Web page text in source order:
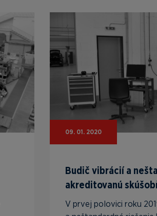
09. 01. 2020
Budič vibrácií a
akreditovanú
V prvej polovici roku